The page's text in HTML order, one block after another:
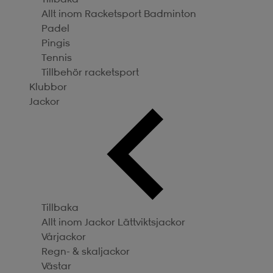
Allt inom Racketsport Badminton
Padel
Pingis
Tennis
Tillbehör racketsport
Klubbor
Jackor
Tillbaka
Allt inom Jackor Lättviktsjackor
Vårjackor
Regn- & skaljackor
Västar